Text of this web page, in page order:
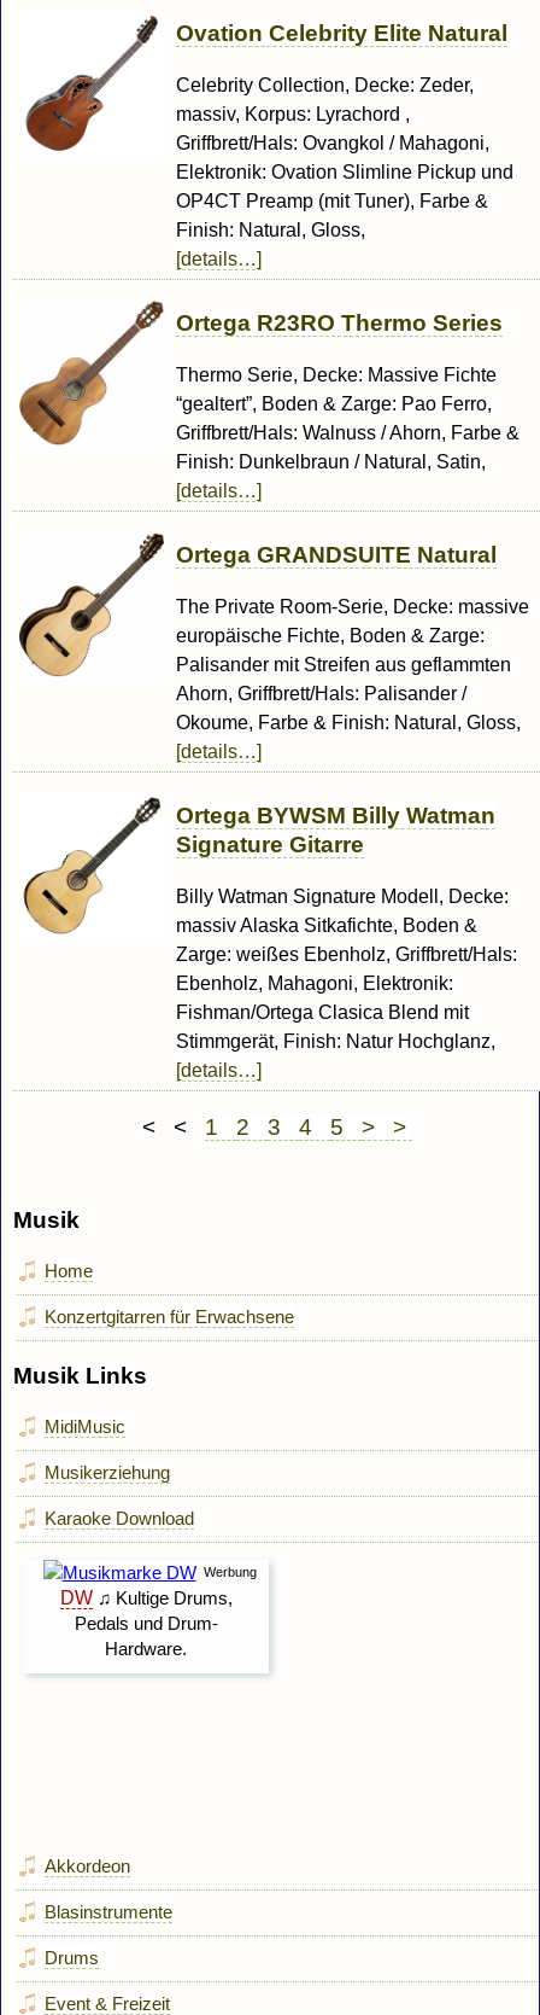
Ovation Celebrity Elite Natural
Celebrity Collection, Decke: Zeder,
massiv, Korpus: Lyrachord ,
Griffbrett/Hals: Ovangkol / Mahagoni,
Elektronik: Ovation Slimline Pickup und
OP4CT Preamp (mit Tuner), Farbe &
Finish: Natural, Gloss,
[details…]
Ortega R23RO Thermo Series
Thermo Serie, Decke: Massive Fichte
“gealtert”, Boden & Zarge: Pao Ferro,
Griffbrett/Hals: Walnuss / Ahorn, Farbe &
Finish: Dunkelbraun / Natural, Satin,
[details…]
Ortega GRANDSUITE Natural
The Private Room-Serie, Decke: massive
europäische Fichte, Boden & Zarge:
Palisander mit Streifen aus geflammten
Ahorn, Griffbrett/Hals: Palisander /
Okoume, Farbe & Finish: Natural, Gloss,
[details…]
Ortega BYWSM Billy Watman
Signature Gitarre
Billy Watman Signature Modell, Decke:
massiv Alaska Sitkafichte, Boden &
Zarge: weißes Ebenholz, Griffbrett/Hals:
Ebenholz, Mahagoni, Elektronik:
Fishman/Ortega Clasica Blend mit
Stimmgerät, Finish: Natur Hochglanz,
[details…]
< < 1 2 3 4 5 > >
Musik
Home
Konzertgitarren für Erwachsene
Musik Links
MidiMusic
Musikerziehung
Karaoke Download
Akkordeon
Blasinstrumente
Drums
Event & Freizeit